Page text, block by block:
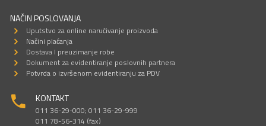
NAČIN POSLOVANJA
Uputstvo za online naručivanje proizvoda
Načini plaćanja
Dostava I preuzimanje robe
Dokument za evidentiranje poslovnih partnera
Potvrda o izvršenom evidentiranju za PDV
KONTAKT
011 36-29-000; 011 36-29-999
011 78-56-314 (fax)